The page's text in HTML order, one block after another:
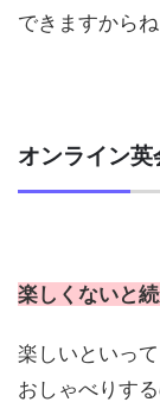
できますからね
オンライン
楽しくないと続
楽しいといっ
おしゃべりす